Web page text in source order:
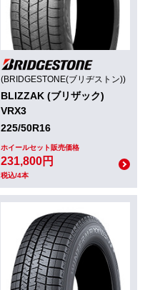
(BRIDGESTONE(ブリヂストン))
BLIZZAK (ブリザック)
VRX3
225/50R16
ホイールセット販売価格
231,800円
税込/4本